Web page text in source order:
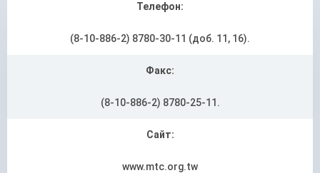
Телефон:
(8-10-886-2) 8780-30-11 (доб. 11, 16).
Факс:
(8-10-886-2) 8780-25-11.
Сайт:
www.mtc.org.tw